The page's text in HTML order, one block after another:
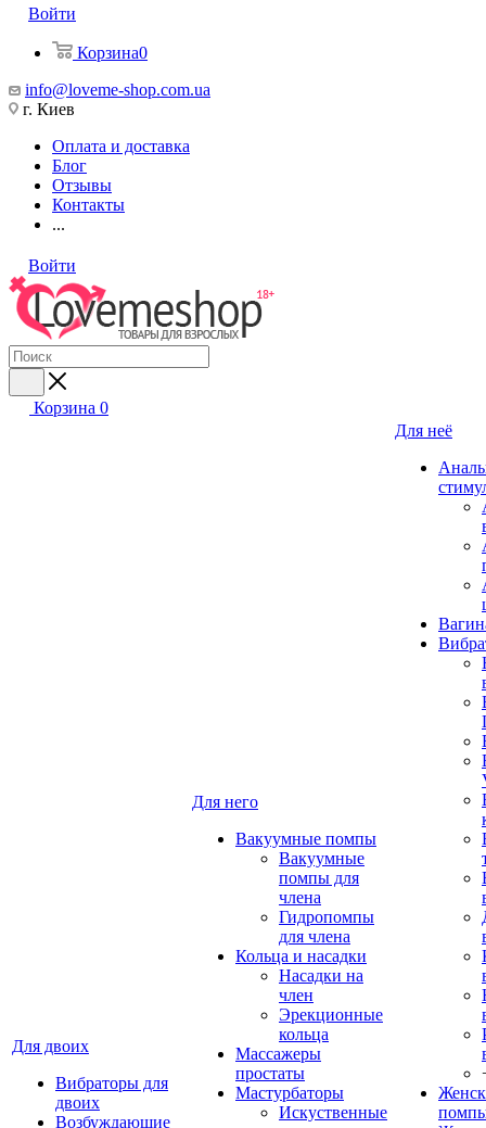
Войти
Корзина0
info@loveme-shop.com.ua
г. Киев
Оплата и доставка
Блог
Отзывы
Контакты
...
Войти
Корзина 0
Для двоих
Вибраторы для
двоих
Возбуждающие
Для него
Вакуумные помпы
Вакуумные
помпы для
члена
Гидропомпы
для члена
Кольца и насадки
Насадки на
член
Эрекционные
кольца
Массажеры
простаты
Мастурбаторы
Искуственные
Для неё